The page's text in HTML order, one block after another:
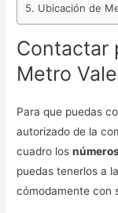
Ubicación de
Contactar
Metro
Para que puedas
autorizado de la
cuadro los
puedas tenerlos a
cómodamente con